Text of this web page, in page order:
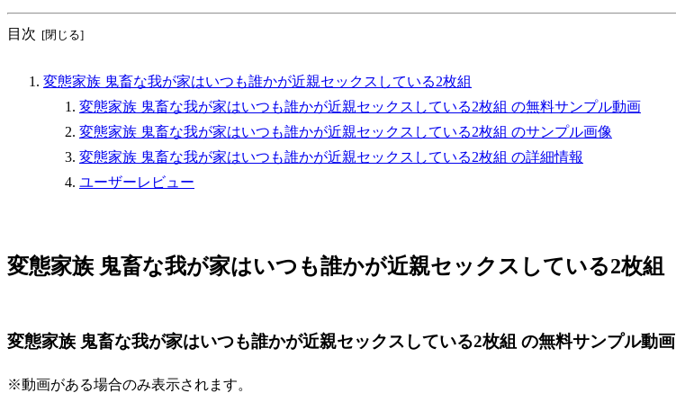
目次
変態家族 鬼畜な我が家はいつも誰かが近親セックスしている2枚組
変態家族 鬼畜な我が家はいつも誰かが近親セックスしている2枚組 の無料サンプル動画
変態家族 鬼畜な我が家はいつも誰かが近親セックスしている2枚組 のサンプル画像
変態家族 鬼畜な我が家はいつも誰かが近親セックスしている2枚組 の詳細情報
ユーザーレビュー
変態家族 鬼畜な我が家はいつも誰かが近親セックスしている2枚組
変態家族 鬼畜な我が家はいつも誰かが近親セックスしている2枚組 の無料サンプル動画
※動画がある場合のみ表示されます。